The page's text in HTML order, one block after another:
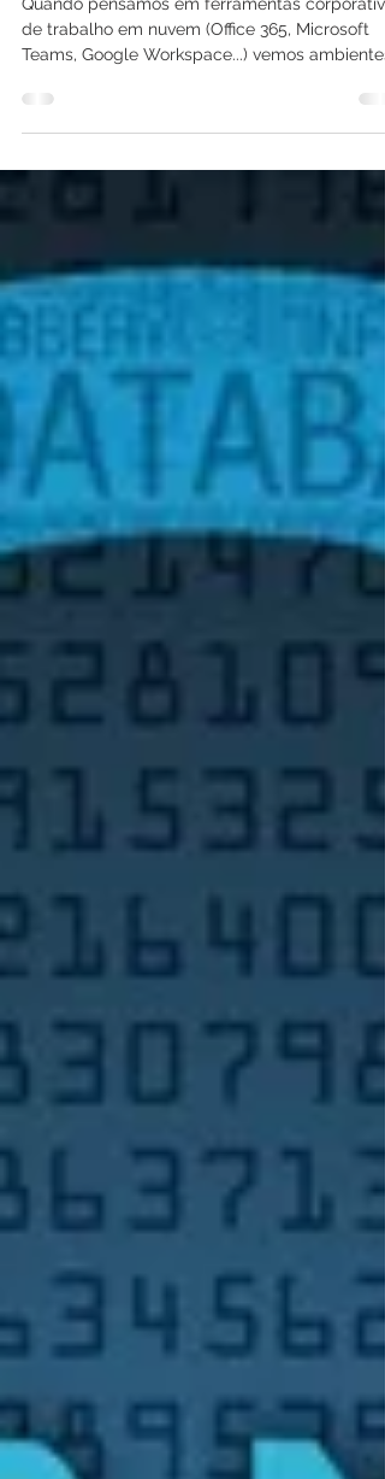
que parece
Quando pensamos em ferramentas
Teams, Google Workspace...) vemos ambientes